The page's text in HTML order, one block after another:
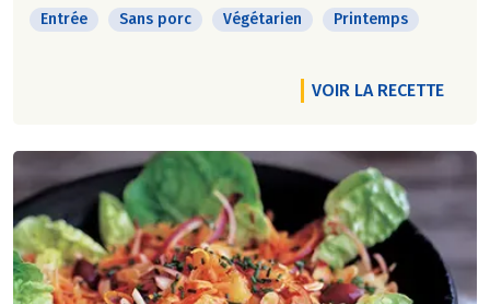
Entrée Sans porc Végétarien Printemps
VOIR LA RECETTE